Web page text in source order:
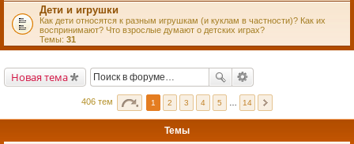
Дети и игрушки
Как дети относятся к разным игрушкам (и куклам в частности)? Как их
воспринимают? Что взрослые думают о детских играх?
Темы: 31
Новая тема
406 тем 1 2 3 4 5 14
Темы